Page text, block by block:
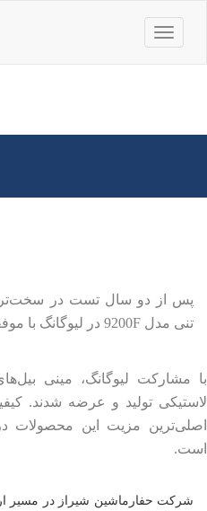
باز
کردن
تنی مدل 9200F در لیوگانگ با موفقیت آغاز شد.
لاستیکی تولید و عرضه شدند.
اصلی‌ترین مزیت این محصولات
است.
شرکت حفارماشین شیراز در مسیر